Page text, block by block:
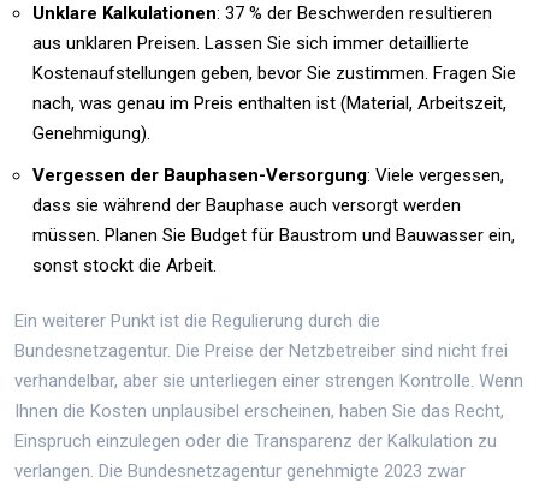
Unklare Kalkulationen: 37 % der Beschwerden resultieren
aus unklaren Preisen. Lassen Sie sich immer detaillierte
Kostenaufstellungen geben, bevor Sie zustimmen. Fragen Sie
nach, was genau im Preis enthalten ist (Material, Arbeitszeit,
Genehmigung).
Vergessen der Bauphasen-Versorgung: Viele vergessen,
dass sie während der Bauphase auch versorgt werden
müssen. Planen Sie Budget für Baustrom und Bauwasser ein,
sonst stockt die Arbeit.
Ein weiterer Punkt ist die Regulierung durch die
Bundesnetzagentur. Die Preise der Netzbetreiber sind nicht frei
verhandelbar, aber sie unterliegen einer strengen Kontrolle. Wenn
Ihnen die Kosten unplausibel erscheinen, haben Sie das Recht,
Einspruch einzulegen oder die Transparenz der Kalkulation zu
verlangen. Die Bundesnetzagentur genehmigte 2023 zwar